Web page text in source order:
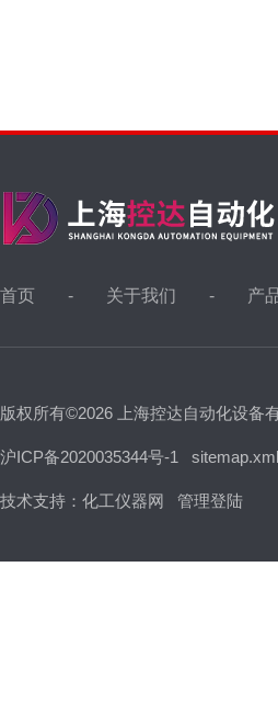
首页 关于我们 产
版权所有©2026 上海控达自动化设备
沪ICP备2020035344号-1 sitemap.xml
技术支持： 化工仪器网 管理登陆